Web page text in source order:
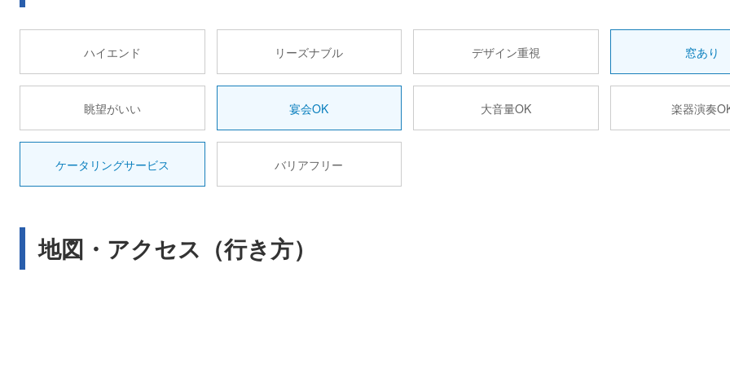
ハイエンド リーズナブル デザイン重視 窓あり
眺望がいい 宴会OK 大音量OK 楽器演奏
ケータリングサービス バリアフリー
地図・アクセス（行き方）